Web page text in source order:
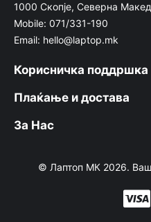
1000 Скопје, Северна
Mobile: 071/331-190
Email: hello@laptop.mk
Корисничка поддршка
Плаќање и достава
За Нас
© Лаптоп МК 2026.